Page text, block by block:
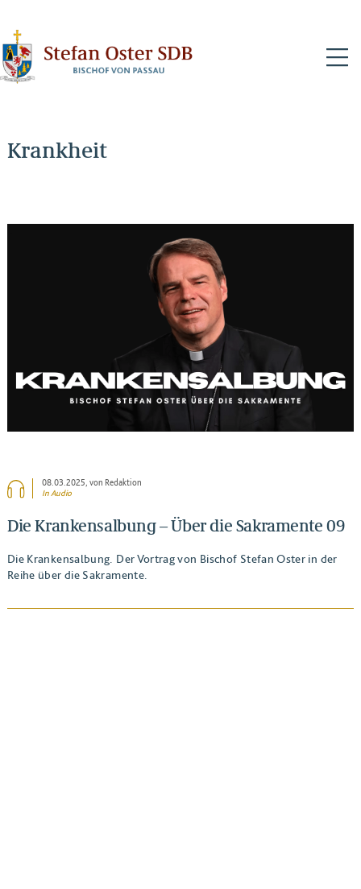
Krankheit
08.03.2025, von Redaktion
In Audio
Die Krankensalbung – Über die Sakramente 09
Die Krankensalbung. Der Vortrag von Bischof Stefan Oster in der
Reihe über die Sakramente.